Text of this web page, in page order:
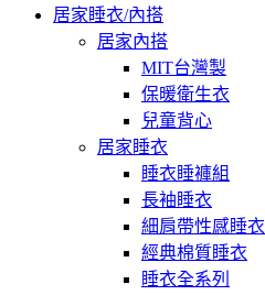
居家睡衣/內搭
居家內搭
MIT台灣製
保暖衛生衣
兒童背心
居家睡衣
睡衣睡褲組
長袖睡衣
細肩帶性感睡衣
經典棉質睡衣
睡衣全系列